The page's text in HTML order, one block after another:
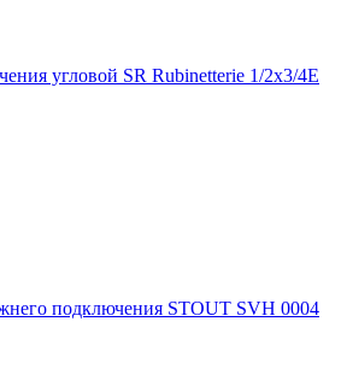
угловой SR Rubinetterie 1/2х3/4Е
подключения STOUT SVH 0004